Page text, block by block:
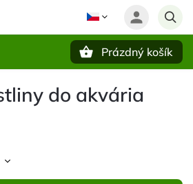
Prázdný košík
do akvária